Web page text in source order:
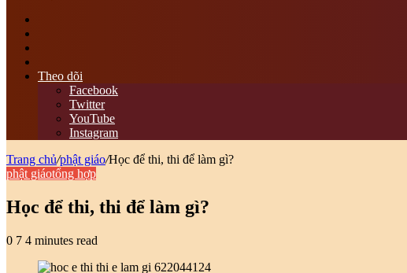
viết
ngẫu
nhiên
Theo dõi
Facebook
Twitter
YouTube
Instagram
Trang chủ/phật giáo/Học để thi, thi để làm gì?
phật giáotổng hợp
Học để thi, thi để làm gì?
0 7 4 minutes read